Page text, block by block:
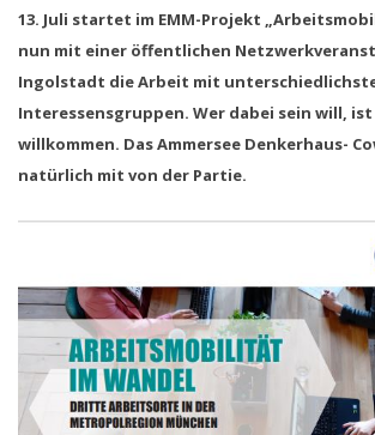
13. Juli startet im EMM-Projekt
nun mit einer öffentlichen
Ingolstadt die Arbeit mit
Interessensgruppen. Wer dabei sein will,
willkommen. Das Ammersee Denkerhaus-
natürlich mit von der Partie.